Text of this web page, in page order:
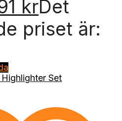
krDet
priset är: